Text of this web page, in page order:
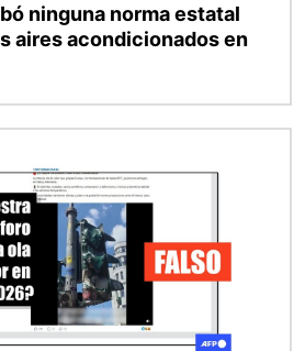
ninguna norma estatal
aires acondicionados en